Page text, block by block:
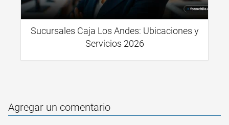
Sucursales Caja Los Andes: Ubicaciones y
Servicios 2026
Agregar un comentario